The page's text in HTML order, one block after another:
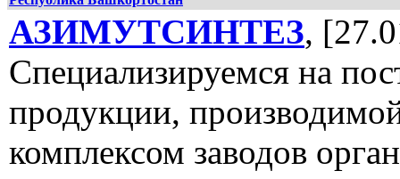
АЗИМУТСИНТЕЗ,
Специализируемся на
продукции,
комплексом заводов